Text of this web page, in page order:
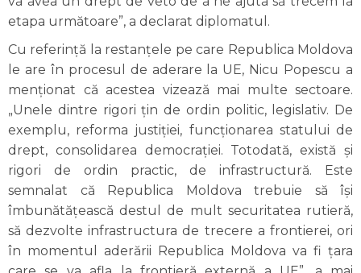
etapa următoare”, a declarat diplomatul.
Cu referință la restanțele pe care Republica Moldova
le are în procesul de aderare la UE, Nicu Popescu a
menționat că acestea vizează mai multe sectoare.
„Unele dintre rigori țin de ordin politic, legislativ. De
exemplu, reforma justiției, funcționarea statului de
drept, consolidarea democrației. Totodată, există și
rigori de ordin practic, de infrastructură. Este
semnalat că Republica Moldova trebuie să își
îmbunătățească destul de mult securitatea rutieră,
să dezvolte infrastructura de trecere a frontierei, ori
în momentul aderării Republica Moldova va fi țara